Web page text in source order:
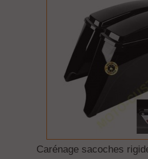
Carénage sacoches